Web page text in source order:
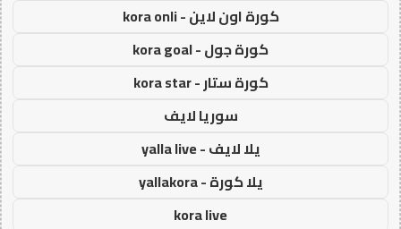
كورة اون لاين - kora onli
كورة جول - kora goal
كورة ستار - kora star
سوريا لايف
يلا لايف - yalla live
يلا كورة - yallakora
kora live